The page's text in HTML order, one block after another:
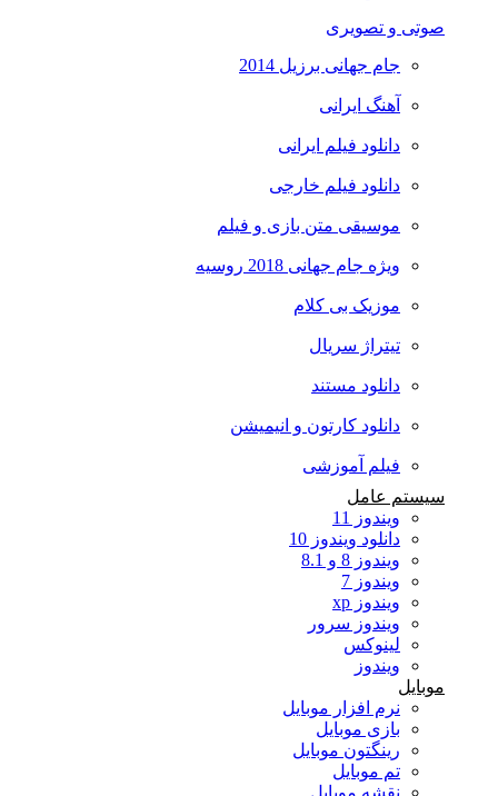
صوتی و تصویری
جام جهانی برزیل 2014
آهنگ ایرانی
دانلود فیلم ایرانی
دانلود فیلم خارجی
موسیقی متن بازی و فیلم
ویژه جام جهانی 2018 روسیه
موزیک بی کلام
تیتراژ سریال
دانلود مستند
دانلود کارتون و انیمیشن
فیلم آموزشی
سیستم عامل
ویندوز 11
دانلود ویندوز 10
ویندوز 8 و 8.1
ویندوز 7
ویندوز xp
ویندوز سرور
لینوکس
ویندوز
نرم افزار موبایل
بازی موبایل
رینگتون موبایل
تم موبایل
نقشه موبایل